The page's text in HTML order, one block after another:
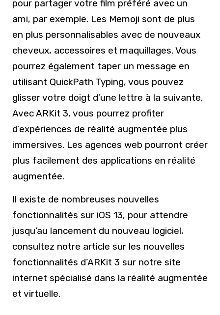
pour partager votre film préféré avec un
ami, par exemple. Les Memoji sont de plus
en plus personnalisables avec de nouveaux
cheveux, accessoires et maquillages. Vous
pourrez également taper un message en
utilisant QuickPath Typing, vous pouvez
glisser votre doigt d’une lettre à la suivante.
Avec ARKit 3, vous pourrez profiter
d’expériences de réalité augmentée plus
immersives. Les agences web pourront créer
plus facilement des applications en réalité
augmentée.
Il existe de nombreuses nouvelles
fonctionnalités sur iOS 13, pour attendre
jusqu’au lancement du nouveau logiciel,
consultez notre article sur les nouvelles
fonctionnalités d’ARKit 3 sur notre site
internet spécialisé dans la réalité augmentée
et virtuelle.